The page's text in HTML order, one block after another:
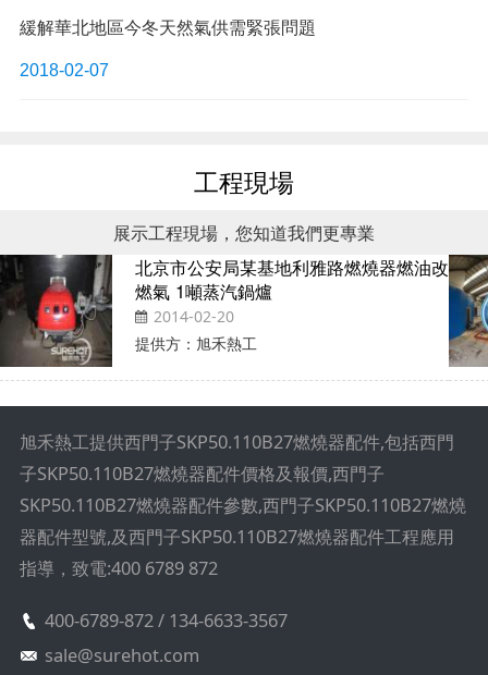
緩解華北地區今冬天然氣供需緊張問題
2018-02-07
工程現場
展示工程現場，您知道我們更專業
北京市公安局某基地利雅路燃燒器燃油改
燃氣 1噸蒸汽鍋爐
2014-02-20
提供方：旭禾熱工
旭禾熱工提供西門子SKP50.110B27燃燒器配件,包括西門
子SKP50.110B27燃燒器配件價格及報價,西門子
SKP50.110B27燃燒器配件參數,西門子SKP50.110B27燃燒
器配件型號,及西門子SKP50.110B27燃燒器配件工程應用
指導，致電:400 6789 872
400-6789-872 / 134-6633-3567
sale@surehot.com